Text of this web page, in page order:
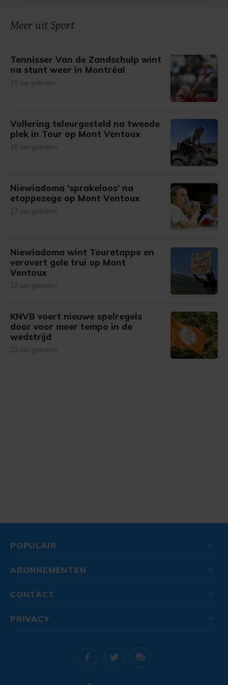
gemaakte keuze altijd wijzigen of intrekken.
Meer uit Sport
Tennisser Van de Zandschulp wint
na stunt weer in Montréal
10 uur geleden
Vollering teleurgesteld na tweede
plek in Tour op Mont Ventoux
16 uur geleden
Niewiadoma 'sprakeloos' na
etappezege op Mont Ventoux
17 uur geleden
Niewiadoma wint Touretappe en
verovert gele trui op Mont
Ventoux
17 uur geleden
KNVB voert nieuwe spelregels
door voor meer tempo in de
wedstrijd
22 uur geleden
POPULAIR
ABONNEMENTEN
CONTACT
PRIVACY